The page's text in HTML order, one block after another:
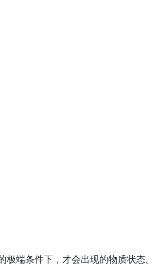
端条件下，才会出现的物质状态。